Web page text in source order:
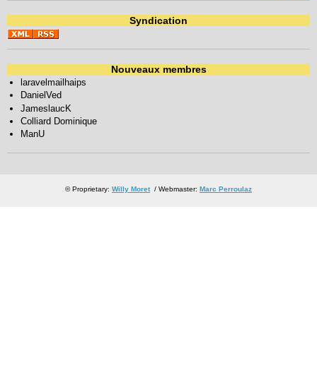
Syndication
Nouveaux membres
laravelmailhaips
DanielVed
JameslaucK
Colliard Dominique
ManU
© Proprietary: Willy Moret/ Webmaster: Marc Perroulaz